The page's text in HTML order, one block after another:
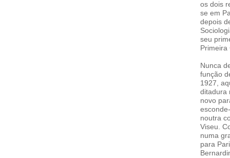
os dois
se em
depois
seu
Primeira
Nunca
função
1927,
ditadura
novo
noutra
Viseu.
numa
para